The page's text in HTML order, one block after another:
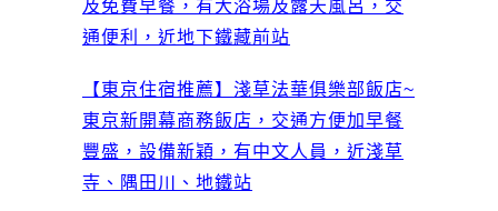
及免費早餐，有大浴場及露天風呂，交
通便利，近地下鐵藏前站
【東京住宿推薦】淺草法華俱樂部飯店~
東京新開幕商務飯店，交通方便加早餐
豐盛，設備新穎，有中文人員，近淺草
寺、隅田川、地鐵站